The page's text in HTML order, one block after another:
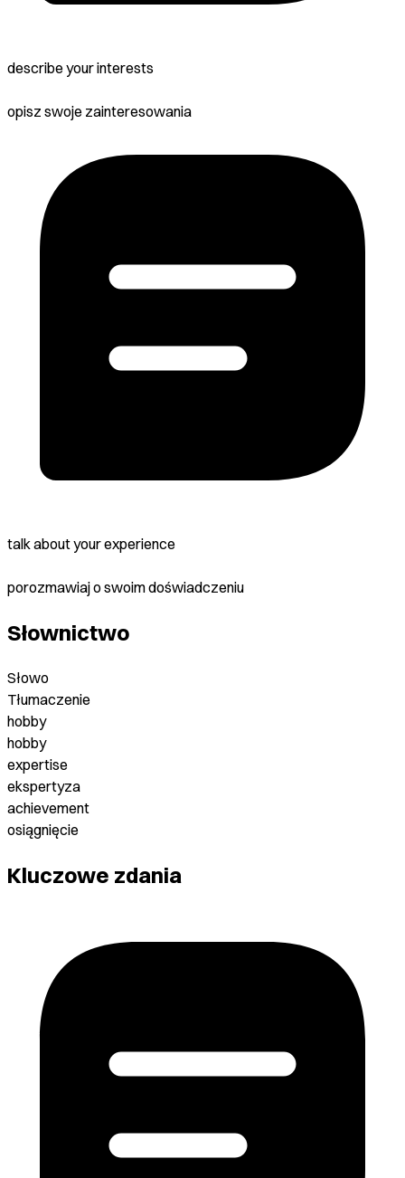
describe your interests
opisz swoje zainteresowania
talk about your experience
porozmawiaj o swoim doświadczeniu
Słownictwo
Słowo
Tłumaczenie
hobby
hobby
expertise
ekspertyza
achievement
osiągnięcie
Kluczowe zdania